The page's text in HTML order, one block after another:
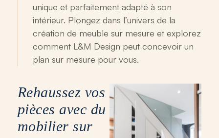
unique et parfaitement adapté à son
intérieur. Plongez dans l’univers de la
création de meuble sur mesure et explorez
comment L&M Design peut concevoir un
plan sur mesure pour vous.
Rehaussez vos
pièces avec du
mobilier sur